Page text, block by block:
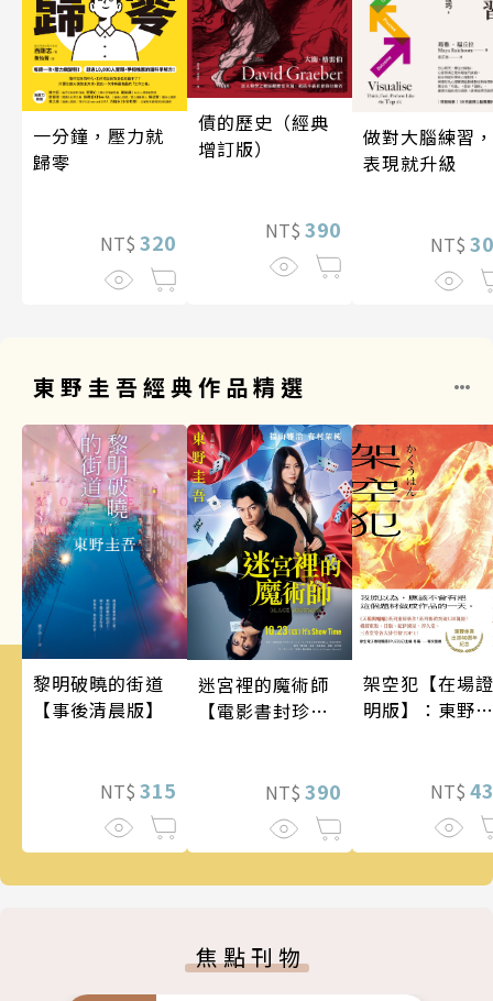
一分鐘，壓力就
歸零
NT$ 320
債的歷史（經典
增訂版）
NT$ 390
做對大腦練習，
表現就升級
NT$
東野圭吾經典作品精選
黎明破曉的街道
【事後清晨版】
NT$ 315
迷宮裡的魔術師
【電影書封珍藏
NT$ 390
架空犯【在場證
明版】：東野圭
蝠》系列重磅新
NT$
焦點刊物